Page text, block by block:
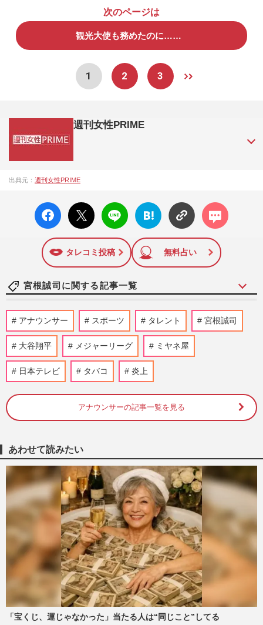
次のページは
観光大使も務めたのに……
1 2 3
週刊女性PRIME
成27年）1月に開設された主婦と生活社が運営する日本のニュ
陣の執筆記事を配信するほか、女性週刊誌『週刊女性』の誌
面に掲載された記事から、インターネット利用者層にとって
特に関心の高い題材の記事を、WEB向けにリライトして配信
しています！
出典元： 週刊女性PRIME
facebo
ok い
X ポス
ト
LINE
はてな
ブック
に追加
コメン
ト
タレコミ投稿 無料占い
宮根誠司に関する記事一覧
《報道番組「やめてほしい」司会者ランキ
ングTOP10》ビートたけし・太田光・恵俊
彰らを圧倒した1位は9月終…
週刊女性2026年6月2日号
《「もう終わってもいい情報番組」ランキ
ング》女性視聴者1000人に見限られた1位
は司会・宮根誠司の『情報…
週刊女性2026年5月12日・19日号 2026/5/11
《「毒舌というより不快感が勝る」大御所
芸能人ランキング》上沼恵美子、和田アキ
子ら“ご意見番”を抑えた…
週刊女性PRIME 2026/4/27
『ミヤネ屋』宮根誠司、ろれつ回らない弁
護士に駆け寄り介抱…晩節汚す前に視聴者
から絶賛の声
週刊女性PRIME
『Mr.サンデー』、WBCがNetflix独占で苦
肉の“映像なし中継”に視聴者絶句、平均55
歳のリアクション地獄
アナウンサー スポーツ タレント 宮根誠司
大谷翔平 メジャーリーグ ミヤネ屋
日本テレビ タバコ 炎上
アナウンサーの記事一覧を見る
あわせて読みたい
「宝くじ、運じゃなかった」当たる人は“同じこと”してる